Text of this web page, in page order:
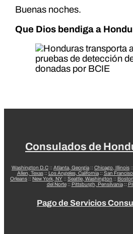
Buenas noches.
Que Dios bendiga a
Consulados de
Washington D.C :: Atlanta, Georgia :: Chicago, Illinois ::
Allen, Texas:: Los Angeles, California:: San
Orleans :: New York, NY :: Seattle, Washington ::
del Norte:: Pittsburgh, Pensilvania::
Pago de Servicios